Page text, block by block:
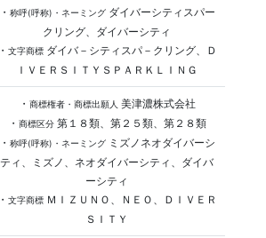
・ 称呼(呼称)・ネーミングダイバーシティスパー
クリング、ダイバーシティ
・ 文字商標ダイバ－シティスパ－クリング、Ｄ
ＩＶＥＲＳＩＴＹＳＰＡＲＫＬＩＮＧ
・ 商標権者・商標出願人 美津濃株式会社
・ 商標区分第１８類、第２５類、第２８類
・ 称呼(呼称)・ネーミングミズノネオダイバーシ
ティ、ミズノ、ネオダイバーシティ、ダイバ
ーシティ
・ 文字商標ＭＩＺＵＮＯ、ＮＥＯ、ＤＩＶＥＲ
ＳＩＴＹ